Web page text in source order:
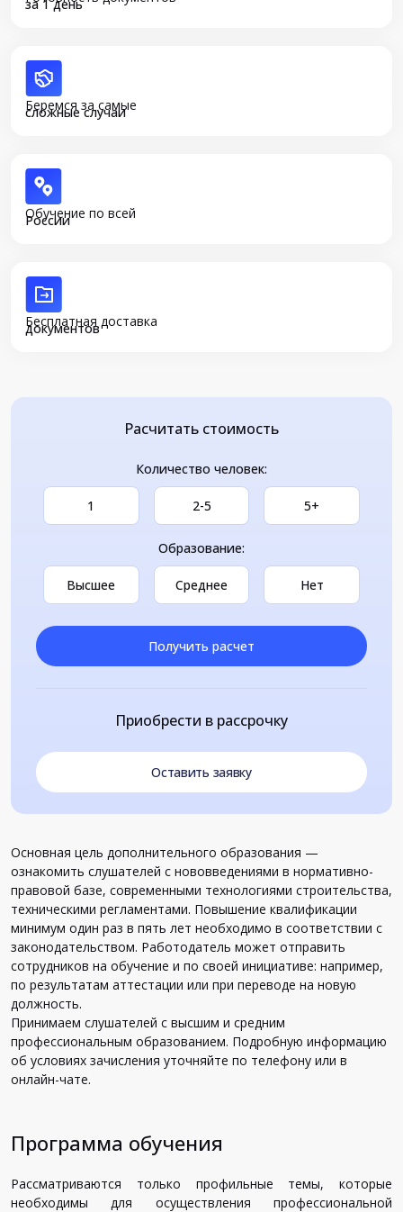
за 1 день
Беремся за самые
сложные случаи
Обучение по всей
России
Бесплатная доставка
документов
Расчитать стоимость
Количество человек:
1 2-5 5+
Образование:
Высшее Среднее Нет
Получить расчет
Приобрести в рассрочку
Оставить заявку
Основная цель дополнительного образования —
ознакомить слушателей с нововведениями в нормативно-
правовой базе, современными технологиями строительства,
техническими регламентами. Повышение квалификации
минимум один раз в пять лет необходимо в соответствии с
законодательством. Работодатель может отправить
сотрудников на обучение и по своей инициативе: например,
по результатам аттестации или при переводе на новую
должность.
Принимаем слушателей с высшим и средним
профессиональным образованием. Подробную информацию
об условиях зачисления уточняйте по телефону или в
онлайн-чате.
Программа обучения
Рассматриваются только профильные темы, которые
необходимы для осуществления профессиональной